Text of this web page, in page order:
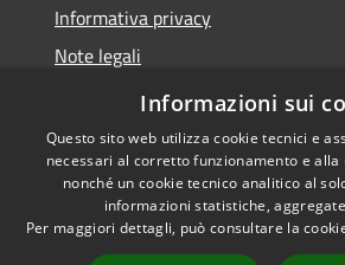
Informativa privacy
Note legali
Dichiarazione di accessibilità
Accessibilità
Piano
Informazioni sui
Questo sito web utilizza cookie tecnici e
necessari al corretto funzionamento e alla
nonché un cookie tecnico analitico al
informazioni statistiche,
Per maggiori dettagli, può consultare la